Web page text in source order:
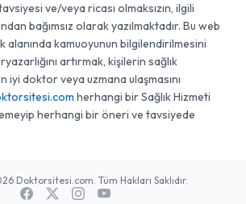
ve/veya ricası olmaksızın, ilgili
bağımsız olarak yazılmaktadır. Bu web
alanında kamuoyunun bilgilendirilmesini
artırmak, kişilerin sağlık
iyi doktor veya uzmana ulaşmasını
herhangi bir Sağlık Hizmeti
herhangi bir öneri ve tavsiyede
Doktorsitesi.com. Tüm Hakları Saklıdır.